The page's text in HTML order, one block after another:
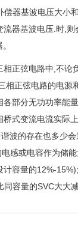
器基波电压大小
器基波电压.时,则
正弦电路中,不论
相正弦电路的电源
部分无功功率能
式变流电流实际
波的存在也多少
感或电容作为储
容量的12%-
容量的SVC大大减